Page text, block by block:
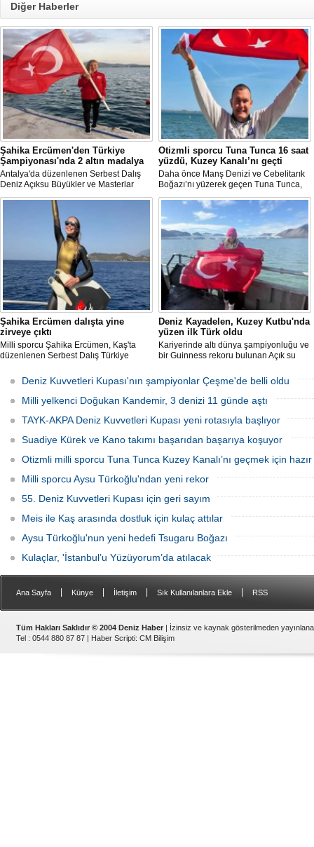
Diğer Haberler
Şahika Ercümen'den Türkiye
Şampiyonası'nda 2 altın madalya
Antalya'da düzenlenen Serbest Dalış
Deniz Açıksu Büyükler ve Masterlar
Bireysel Türkiye Şampiyonası'nda milli
sporcu ve serbest dalış dünya
rekortmeni Şahika Ercümen, 2 altın
madalya kazandı.
Otizmli sporcu Tuna Tunca 16 saat
yüzdü, Kuzey Kanalı’nı geçti
Daha önce Manş Denizi ve Cebelitarık
Boğazı’nı yüzerek geçen Tuna Tunca,
bu müthiş başarılarına bir yenisini daha
ekledi. Tuna Tunca bu kez 16 saat
yüzerek Kuzey Kanalı’nı geçti.
Şahika Ercümen dalışta yine
zirveye çıktı
Milli sporcu Şahika Ercümen, Kaş'ta
düzenlenen Serbest Dalış Türkiye
kategorisinde 68 metre dalış yaparak
şampiyon oldu.
Deniz Kayadelen, Kuzey Kutbu'nda
yüzen ilk Türk oldu
Kariyerinde altı dünya şampiyonluğu ve
bir Guinness rekoru bulunan Açık su
sıcaklıktaki Arktik sularda 1200 metre
yüzerek Kuzey Kutbu'nda yüzen ilk Türk
oldu.
Deniz Kuvvetleri Kupası'nın şampiyonlar Çeşme'de belli oldu
Milli yelkenci Doğukan Kandemir, 3 denizi 11 günde aştı
TAYK-AKPA Deniz Kuvvetleri Kupası yeni rotasıyla başlıyor
Suadiye Kürek ve Kano takımı başarıdan başarıya koşuyor
Otizmli milli sporcu Tuna Tunca Kuzey Kanalı’nı geçmek için hazır
Milli sporcu Aysu Türkoğlu'ndan yeni rekor
55. Deniz Kuvvetleri Kupası için geri sayım
Meis ile Kaş arasında dostluk için kulaç attılar
Aysu Türkoğlu'nun yeni hedefi Tsugaru Boğazı
Kulaçlar, 'İstanbul’u Yüzüyorum’da atılacak
Ana Sayfa Künye İletişim Sık Kullanılanlara Ekle RSS
Tüm Hakları Saklıdır © 2004 Deniz Haber | İzinsiz ve kaynak gösterilmeden
Tel : 0544 880 87 87 | Haber Scripti: CM Bilişim